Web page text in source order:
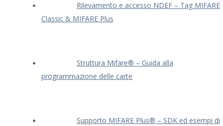
Rilevamento e accesso NDEF – Tag MIFARE
Classic & MIFARE Plus
Struttura Mifare® – Guida alla
programmazione delle carte
Supporto MIFARE Plus® – SDK ed esempi di